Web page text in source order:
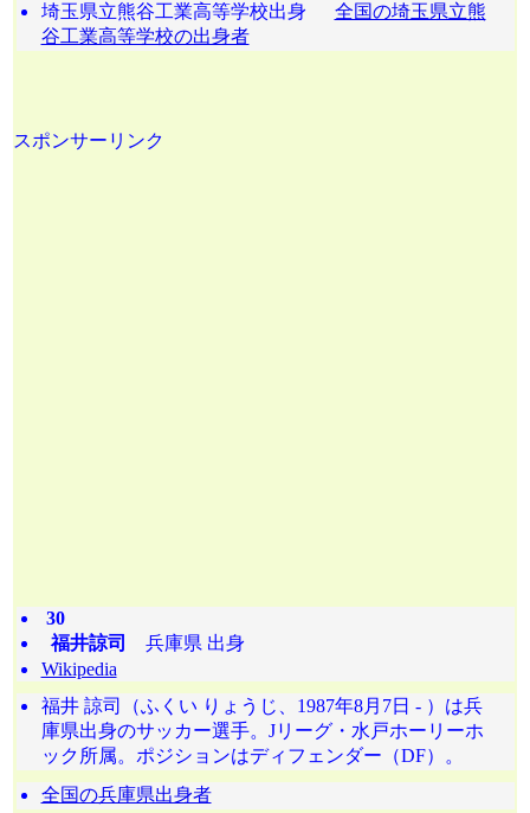
埼玉県立熊谷工業高等学校出身 全国の埼玉県立熊
谷工業高等学校の出身者
スポンサーリンク
30
福井諒司
兵庫県 出身
Wikipedia
福井 諒司（ふくい りょうじ、1987年8月7日 - ）は兵
庫県出身のサッカー選手。Jリーグ・水戸ホーリーホ
ック所属。ポジションはディフェンダー（DF）。
全国の兵庫県出身者